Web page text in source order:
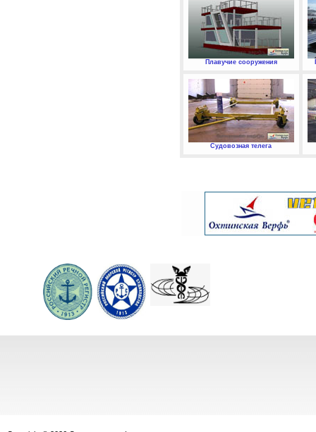
Плавучие сооружения
Судовозная телега